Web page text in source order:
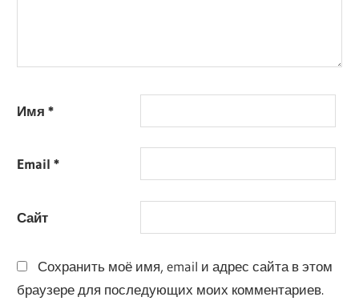
Имя*
Email*
Сайт
Сохранить моё имя, email и адрес сайта в этом
браузере для последующих моих комментариев.